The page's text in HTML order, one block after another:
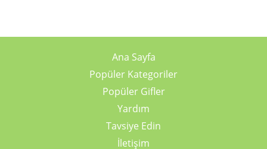
Ana Sayfa
Popüler Kategoriler
Popüler Gifler
Yardım
Tavsiye Edin
İletişim